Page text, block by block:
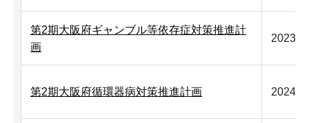
第2期大阪府ギャンブル等依存症対策推進計
画
2023
第2期大阪府循環器病対策推進計画 2024